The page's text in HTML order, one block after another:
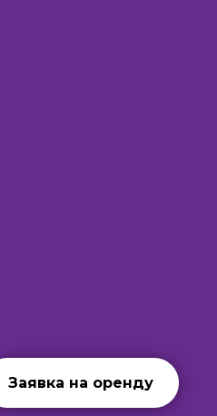
Заявка на оренду